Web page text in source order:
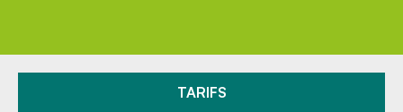
TARIFS